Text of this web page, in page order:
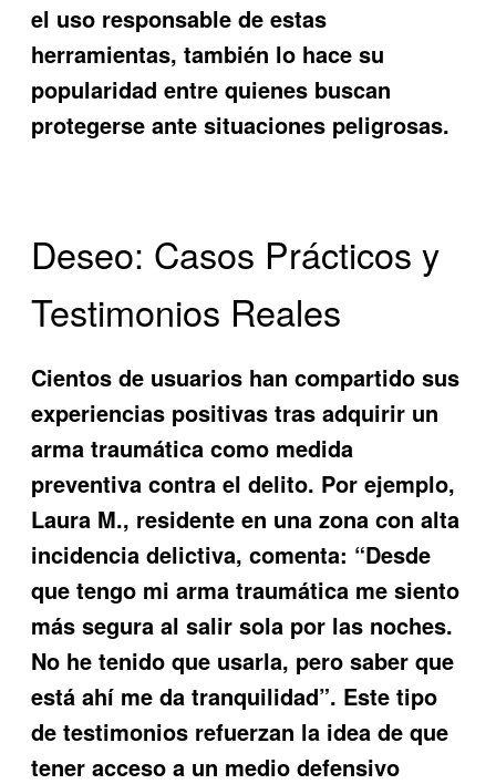
el uso responsable de estas
herramientas, también lo hace su
popularidad entre quienes buscan
protegerse ante situaciones peligrosas.
Deseo: Casos Prácticos y
Testimonios Reales
Cientos de usuarios han compartido sus
experiencias positivas tras adquirir un
arma traumática como medida
preventiva contra el delito. Por ejemplo,
Laura M., residente en una zona con alta
incidencia delictiva, comenta: “Desde
que tengo mi arma traumática me siento
más segura al salir sola por las noches.
No he tenido que usarla, pero saber que
está ahí me da tranquilidad”. Este tipo
de testimonios refuerzan la idea de que
tener acceso a un medio defensivo